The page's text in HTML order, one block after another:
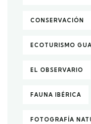
CONSERVACIÓN
ECOTURISMO
EL OBSERVARIO
FAUNA IBÉRICA
FOTOGRAFÍA